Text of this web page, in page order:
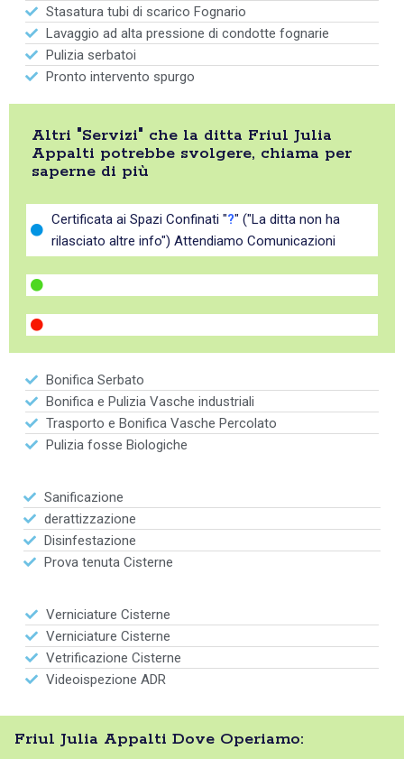
Stasatura tubi di scarico Fognario
Lavaggio ad alta pressione di condotte fognarie
Pulizia serbatoi
Pronto intervento spurgo
Altri "Servizi" che la ditta Friul Julia
Appalti potrebbe svolgere, chiama per
saperne di più
Certificata ai Spazi Confinati "?" ("La ditta non ha
rilasciato altre info") Attendiamo Comunicazioni
Bonifica Serbato
Bonifica e Pulizia Vasche industriali
Trasporto e Bonifica Vasche Percolato
Pulizia fosse Biologiche
Sanificazione
derattizzazione
Disinfestazione
Prova tenuta Cisterne
Verniciature Cisterne
Verniciature Cisterne
Vetrificazione Cisterne
Videoispezione ADR
Friul Julia Appalti Dove Operiamo: